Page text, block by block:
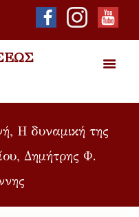
Η δυναμική της
Δημήτρης Φ.